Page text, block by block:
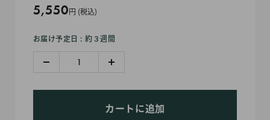
販
価
格
5,550円 (税込)
お届け予定日 : 約３週間
カートに追加